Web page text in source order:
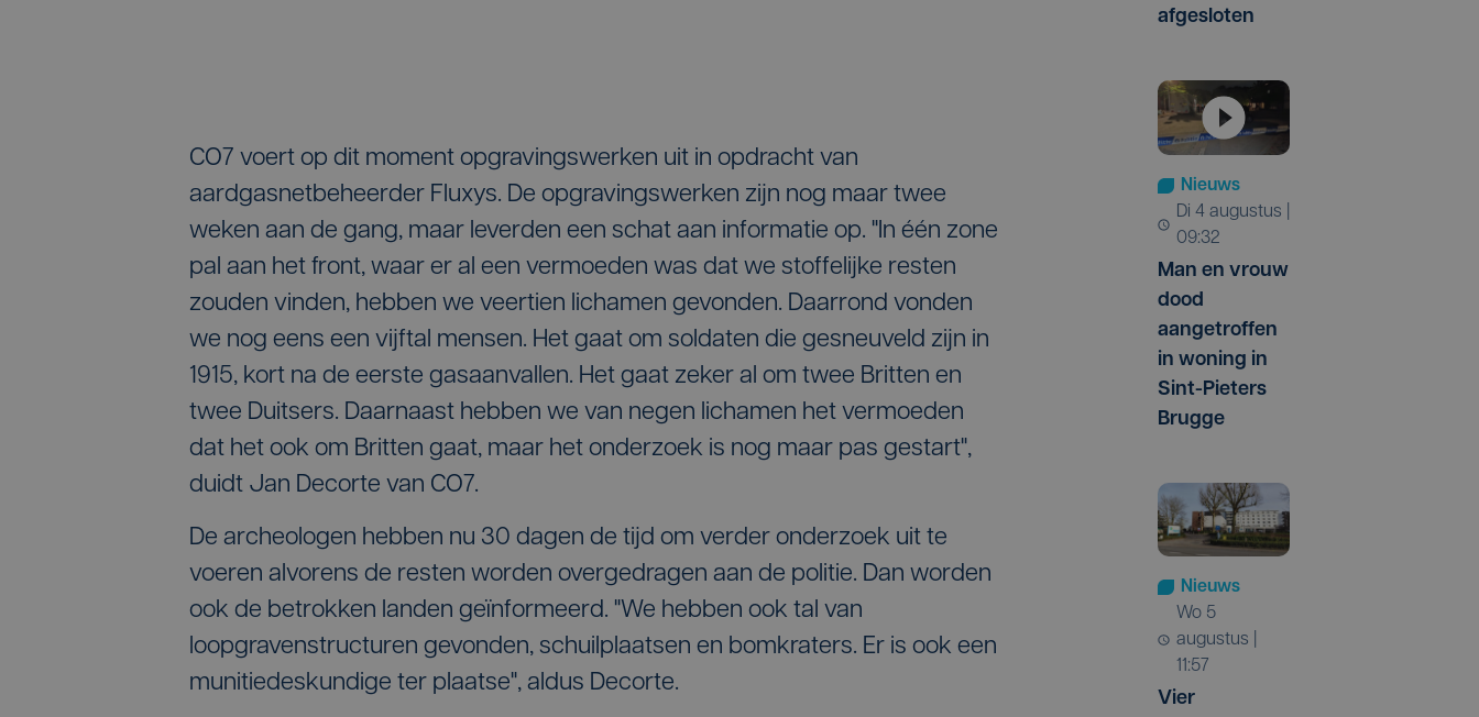
CO7 voert op dit moment opgravingswerken uit in opdracht van
aardgasnetbeheerder Fluxys. De opgravingswerken zijn nog maar twee
weken aan de gang, maar leverden een schat aan informatie op. "In één zone
pal aan het front, waar er al een vermoeden was dat we stoffelijke resten
zouden vinden, hebben we veertien lichamen gevonden. Daarrond vonden
we nog eens een vijftal mensen. Het gaat om soldaten die gesneuveld zijn in
1915, kort na de eerste gasaanvallen. Het gaat zeker al om twee Britten en
twee Duitsers. Daarnaast hebben we van negen lichamen het vermoeden
dat het ook om Britten gaat, maar het onderzoek is nog maar pas gestart",
duidt Jan Decorte van CO7.
De archeologen hebben nu 30 dagen de tijd om verder onderzoek uit te
voeren alvorens de resten worden overgedragen aan de politie. Dan worden
ook de betrokken landen geïnformeerd. "We hebben ook tal van
loopgravenstructuren gevonden, schuilplaatsen en bomkraters. Er is ook een
munitiedeskundige ter plaatse", aldus Decorte.
afgesloten
Nieuws
di 4 augustus |
09:32
Man en vrouw
dood
aangetroffen
in woning in
Sint-Pieters
Brugge
Nieuws
wo 5
augustus |
11:57
Vier